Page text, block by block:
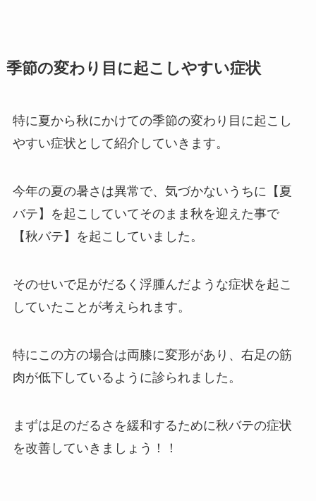
季節の変わり目に起こしやすい症状
特に夏から秋にかけての季節の変わり目に起こし
やすい症状として紹介していきます。
今年の夏の暑さは異常で、気づかないうちに【夏
バテ】を起こしていてそのまま秋を迎えた事で
【秋バテ】を起こしていました。
そのせいで足がだるく浮腫んだような症状を起こ
していたことが考えられます。
特にこの方の場合は両膝に変形があり、右足の筋
肉が低下しているように診られました。
まずは足のだるさを緩和するために秋バテの症状
を改善していきましょう！！